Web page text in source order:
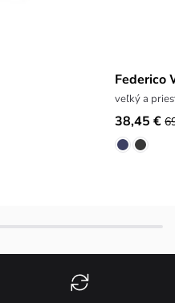
Federico
veľký a
38,45 €